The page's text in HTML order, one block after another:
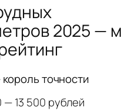
2025 —
король точности
— 13 500 рублей